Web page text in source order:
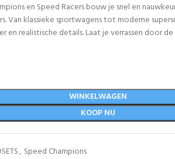
en Speed Racers bouw je snel en
Van klassieke sportwagens tot moderne
en realistische details. Laat je verrassen door
WINKELWAGEN
KOOP NU
, Speed Champions